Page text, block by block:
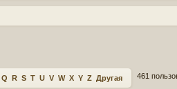
Q R S T U V W X Y Z Другая 461